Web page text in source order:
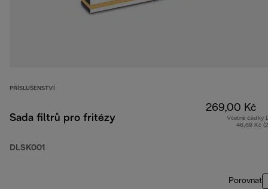
PŘÍSLUŠENSTVÍ
Sada filtrů pro fritézy
DLSK001
269,00 Kč
Včetně částky
46,69 Kč
Porovnat